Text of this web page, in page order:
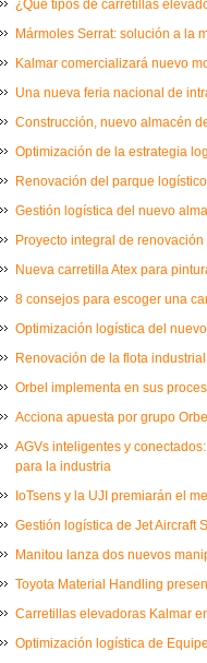
¿Qué tipos de carretillas
Mármoles Serrat: solución a la
Kalmar comercializará nuevo
Una nueva feria nacional de
Construcción, nuevo almacén
Optimización de la estrategia
Renovación del parque
Gestión logística del nuevo
Proyecto integral de
Nueva carretilla Atex para
8 consejos para escoger una
Optimización logística del
Renovación de la flota
Orbel implementa en sus
Acciona apuesta por grupo
AGVs inteligentes y
para la industria
IoTsens y la UJI premiarán el
Gestión logística de Jet Aircraft
Manitou lanza dos nuevos
Toyota Material Handling
Carretillas elevadoras Kalmar
Optimización logística de